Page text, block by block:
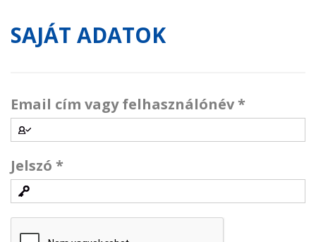
SAJÁT ADATOK
Email cím vagy felhasználónév*
Jelszó *